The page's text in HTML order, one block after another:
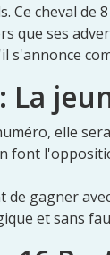
Ce cheval
que ses
s'annonce
elle
de gagner
et sans